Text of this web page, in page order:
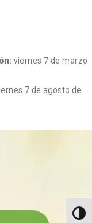
viernes 7 de marzo
7 de agosto de